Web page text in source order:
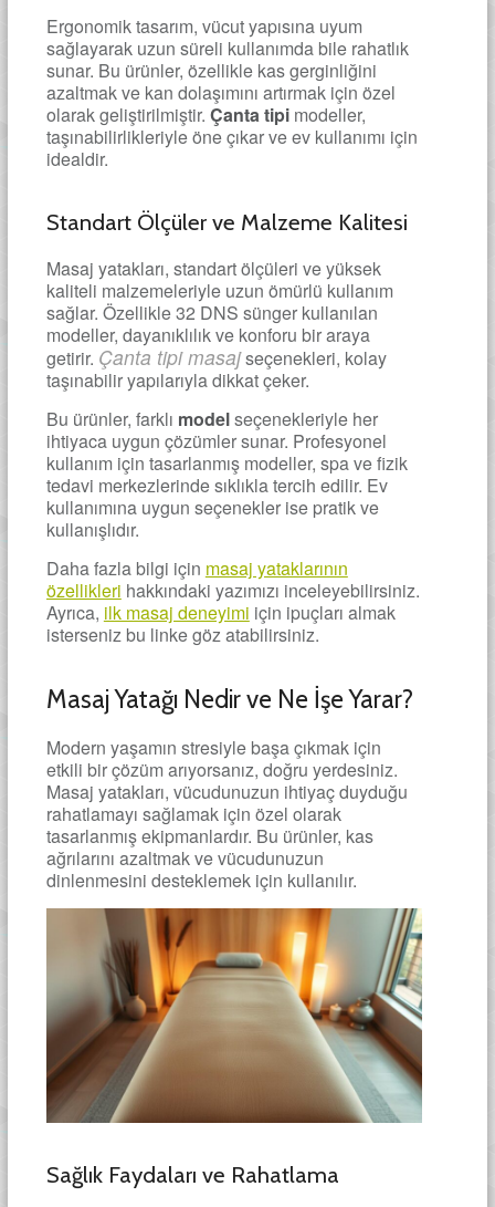
Ergonomik tasarım, vücut yapısına uyum
sağlayarak uzun süreli kullanımda bile rahatlık
sunar. Bu ürünler, özellikle kas gerginliğini
azaltmak ve kan dolaşımını artırmak için özel
olarak geliştirilmiştir. Çanta tipimodeller,
taşınabilirlikleriyle öne çıkar ve ev kullanımı için
idealdir.
Standart Ölçüler ve Malzeme Kalitesi
Masaj yatakları, standart ölçüleri ve yüksek
kaliteli malzemeleriyle uzun ömürlü kullanım
sağlar. Özellikle 32 DNS sünger kullanılan
modeller, dayanıklılık ve konforu bir araya
getirir. Çanta tipi masajseçenekleri, kolay
taşınabilir yapılarıyla dikkat çeker.
Bu ürünler, farklı modelseçenekleriyle her
ihtiyaca uygun çözümler sunar. Profesyonel
kullanım için tasarlanmış modeller, spa ve fizik
tedavi merkezlerinde sıklıkla tercih edilir. Ev
kullanımına uygun seçenekler ise pratik ve
kullanışlıdır.
Daha fazla bilgi için masaj yataklarının
özellikleri hakkındaki yazımızı inceleyebilirsiniz.
Ayrıca, ilk masaj deneyimi için ipuçları almak
isterseniz bu linke göz atabilirsiniz.
Masaj Yatağı Nedir ve Ne İşe Yarar?
Modern yaşamın stresiyle başa çıkmak için
etkili bir çözüm arıyorsanız, doğru yerdesiniz.
Masaj yatakları, vücudunuzun ihtiyaç duyduğu
rahatlamayı sağlamak için özel olarak
tasarlanmış ekipmanlardır. Bu ürünler, kas
ağrılarını azaltmak ve vücudunuzun
dinlenmesini desteklemek için kullanılır.
Sağlık Faydaları ve Rahatlama